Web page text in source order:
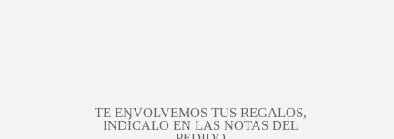
TE ENVOLVEMOS TUS REGALOS,
INDÍCALO EN LAS NOTAS DEL